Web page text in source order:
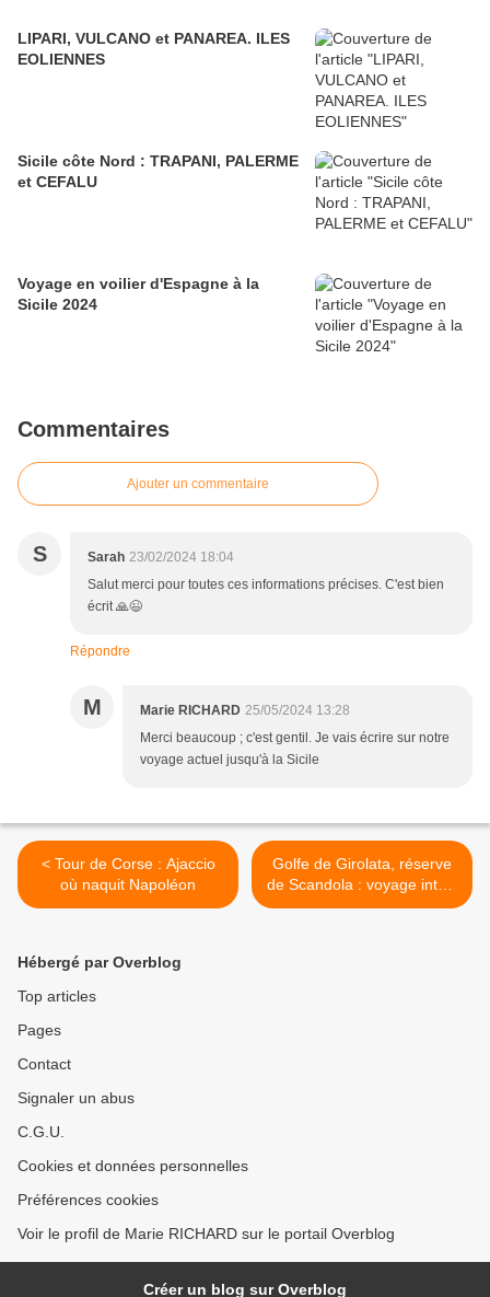
LIPARI, VULCANO et PANAREA. ILES
EOLIENNES
Sicile côte Nord : TRAPANI, PALERME
et CEFALU
Voyage en voilier d'Espagne à la
Sicile 2024
Commentaires
Ajouter un commentaire
S Sarah 23/02/2024 18:04
Salut merci pour toutes ces informations précises. C'est bien
écrit 🙏😉
Répondre
M Marie RICHARD 25/05/2024 13:28
Merci beaucoup ; c'est gentil. Je vais écrire sur notre
voyage actuel jusqu'à la Sicile
< Tour de Corse : Ajaccio
où naquit Napoléon
Golfe de Girolata, réserve
de Scandola : voyage inter-
iles en voilier >
Hébergé par Overblog
Top articles
Pages
Contact
Signaler un abus
C.G.U.
Cookies et données personnelles
Préférences cookies
Voir le profil de Marie RICHARD sur le portail Overblog
Créer un blog sur Overblog